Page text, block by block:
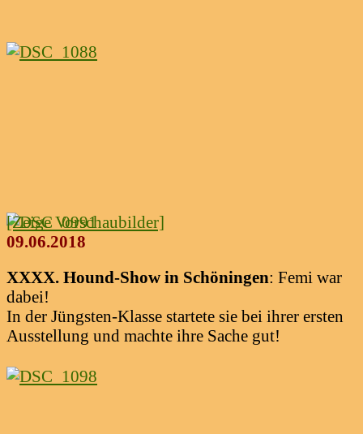
[Zeige Vorschaubilder]
09.06.2018
XXXX. Hound-Show in Schöningen: Femi war
dabei!
In der Jüngsten-Klasse startete sie bei ihrer ersten
Ausstellung und machte ihre Sache gut!